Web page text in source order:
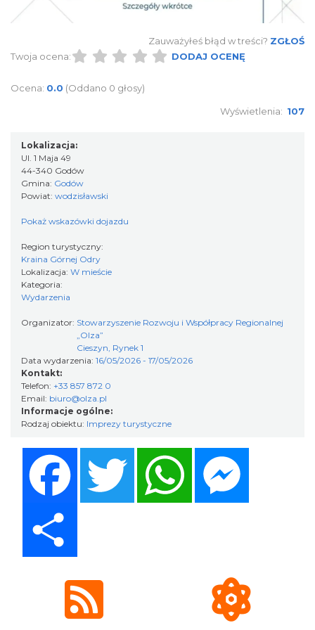
Cieszyn
Cieszyn
18.95 km
Cieszyn
2026-09-06
Zauważyłeś błąd w treści? ZGŁOŚ
Twoja ocena:
DODAJ OCENĘ
Ocena: 0.0 (Oddano 0 głosy)
Wyświetlenia: 107
Lokalizacja:
Ul. 1 Maja 49
44-340 Godów
Gmina: Godów
Powiat: wodzisławski
Pokaż wskazówki dojazdu
Region turystyczny:
Kraina Górnej Odry
Lokalizacja: W mieście
Kategoria:
Wydarzenia
Organizator: Stowarzyszenie Rozwoju i Współpracy Regionalnej
„Olza”
Cieszyn, Rynek 1
Data wydarzenia: 16/05/2026 - 17/05/2026
Kontakt:
Telefon: +33 857 872 0
Email: biuro@olza.pl
Informacje ogólne:
Rodzaj obiektu: Imprezy turystyczne
Twitter WhatsApp